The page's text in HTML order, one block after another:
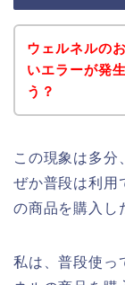
ウェルネルの
いエラーが発
う？
この現象は多分
ぜか普段は利用
の商品を購入し
私は、普段使っ